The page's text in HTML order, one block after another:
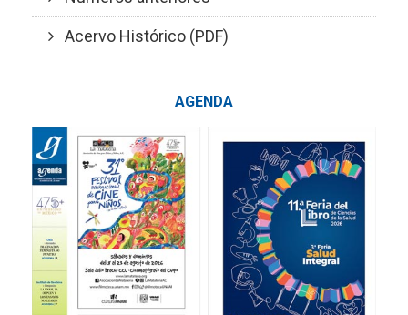
Acervo Histórico (PDF)
AGENDA